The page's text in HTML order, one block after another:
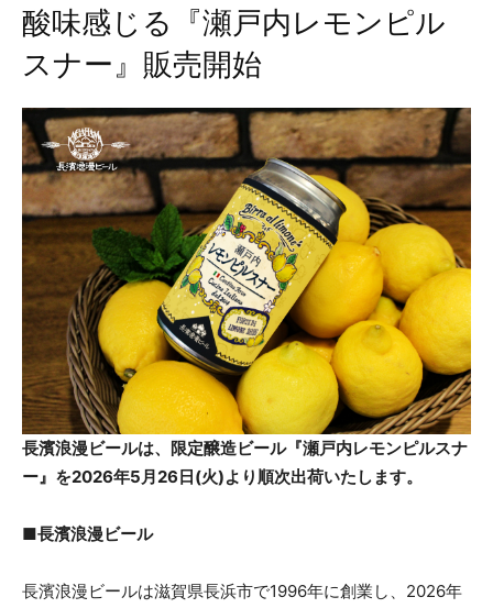
酸味感じる『瀬戸内レモンピル
スナー』販売開始
長濱浪漫ビールは、限定醸造ビール『瀬戸内レモンピルスナ
ー』を2026年5月26日(火)より順次出荷いたします。
■長濱浪漫ビール
長濱浪漫ビールは滋賀県長浜市で1996年に創業し、2026年